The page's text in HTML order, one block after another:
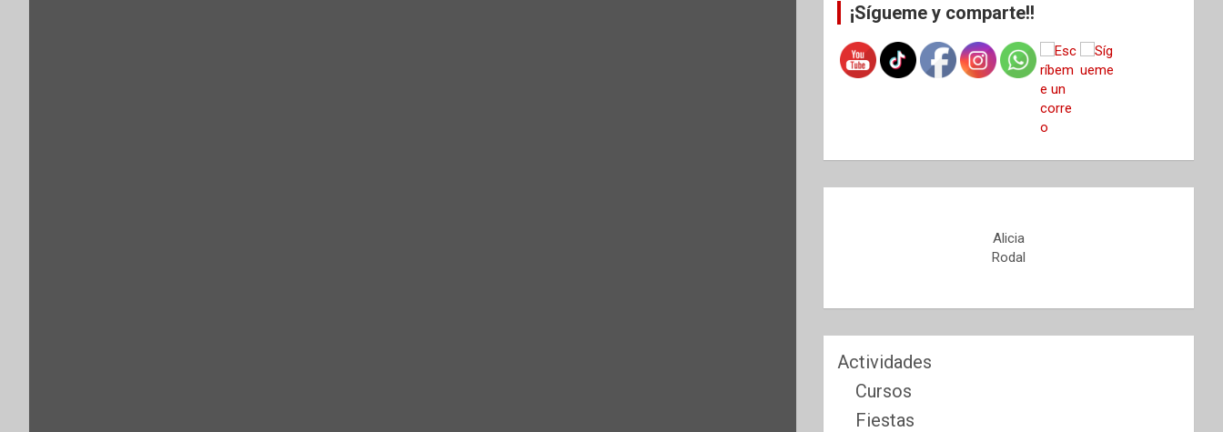
¡Sígueme y comparte!!
Alicia
Rodal
Actividades
Cursos
Fiestas